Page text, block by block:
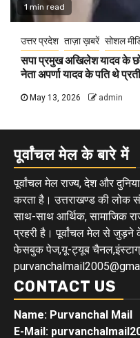
1 min read
उत्तर प्रदेश ताज़ा ख़बरें सोशल
सपा प्रमुख अखिलेश यादव के
नेता अपर्णा यादव के पति थे
May 13, 2026 admin
पूर्वांचल मेल के बारे में
पूर्वांचल मेल राज्य, देश और
करता है। उत्तराखण्ड की लोक
साथ-साथ आर्थिक, सामाजिक
प्रहरी है। पूर्वांचल मेल से जुड़ने
फेसबुक पेज,यू-ट्यूब
CONTACT US
Name: Purvanchal Mail
E-Mail: